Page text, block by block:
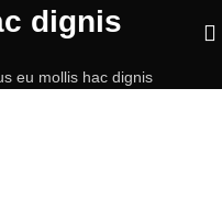
dignis
eu mollis hac dignis